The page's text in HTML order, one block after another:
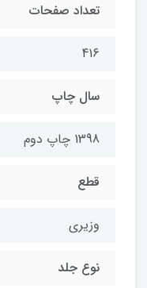
تعداد صفحات
416
سال چاپ
1398 چاپ دوم
قطع
وزيري
نوع جلد